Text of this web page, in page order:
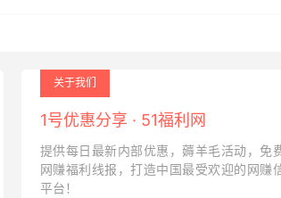
关于我们
1号优惠分享 · 51福利网
提供每日最新内部优惠，薅羊毛活动，免
网赚福利线报，打造中国最受欢迎的网赚
平台！